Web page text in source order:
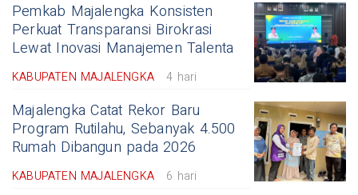
Pemkab Majalengka Konsisten
Perkuat Transparansi Birokrasi
Lewat Inovasi Manajemen Talenta
KABUPATEN MAJALENGKA 4 hari
Majalengka Catat Rekor Baru
Program Rutilahu, Sebanyak 4.500
Rumah Dibangun pada 2026
KABUPATEN MAJALENGKA 6 hari